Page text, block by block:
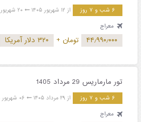
۶ شب و ۷ روز از ۱۲ شهریور ۱۴۰۵
۲۰ شهریور ۱۴۰۵
معراج
۴۴٫۹۹۰٫۰۰۰ تومان + ۳۲۰ دلار آمریکا
تور مارماریس 29 مرداد 1405
۶ شب و ۷ روز از ۲۹ مرداد ۱۴۰۵
۰۶ شهریور ۱۴۰۵
معراج